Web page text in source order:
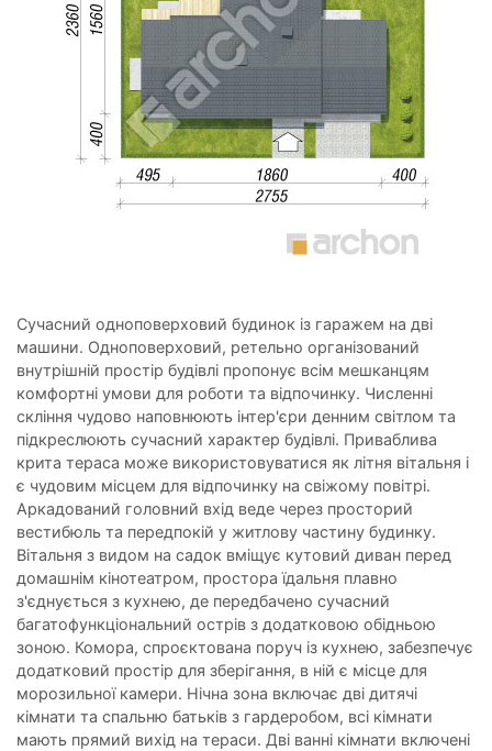
Сучасний одноповерховий будинок із гаражем на дві
машини. Одноповерховий, ретельно організований
внутрішній простір будівлі пропонує всім мешканцям
комфортні умови для роботи та відпочинку. Численні
скління чудово наповнюють інтер'єри денним світлом та
підкреслюють сучасний характер будівлі. Приваблива
крита тераса може використовуватися як літня вітальня і
є чудовим місцем для відпочинку на свіжому повітрі.
Аркадований головний вхід веде через просторий
вестибюль та передпокій у житлову частину будинку.
Вітальня з видом на садок вміщує кутовий диван перед
домашнім кінотеатром, простора їдальня плавно
з'єднується з кухнею, де передбачено сучасний
багатофункціональний острів з додатковою обідньою
зоною. Комора, спроєктована поруч із кухнею, забезпечує
додатковий простір для зберігання, в ній є місце для
морозильної камери. Нічна зона включає дві дитячі
кімнати та спальню батьків з гардеробом, всі кімнати
мають прямий вихід на тераси. Дві ванні кімнати включені